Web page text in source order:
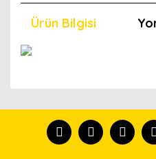
Ürün Bilgisi
formunu kullanarak
Görüş ve önerileriniz için